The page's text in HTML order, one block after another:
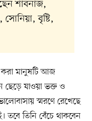
শাবনাজ,
সোনিয়া, বৃষ্টি,
করা মানুষটি আজ
ছেড়ে যাওয়া ভক্ত ও
স্মরণে রেখেছে
তবে তিনি বেঁচে থাকবেন